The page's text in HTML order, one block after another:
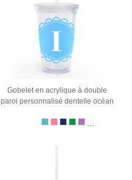
Gobelet en acrylique à double
paroi personnalisé dentelle océan
...